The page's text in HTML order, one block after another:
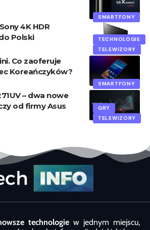
SMARTFONY
TECHNOLOGIE
TELEWIZORY
4K HDR
Polski
SMARTFONY
Co zaoferuje
Koreańczyków?
GRY
TELEWIZORY
– dwa nowe
od firmy Asus
technologie w jednym miejscu,